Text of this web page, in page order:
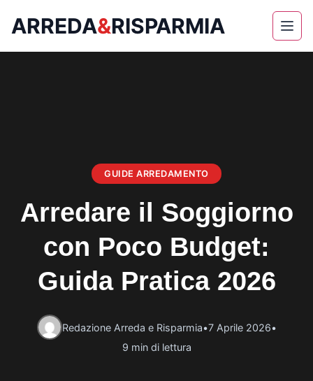
ARREDA&RISPARMIA
GUIDE ARREDAMENTO
Arredare il Soggiorno
con Poco Budget:
Guida Pratica 2026
Redazione Arreda e Risparmia•7 Aprile 2026•
9 min di lettura